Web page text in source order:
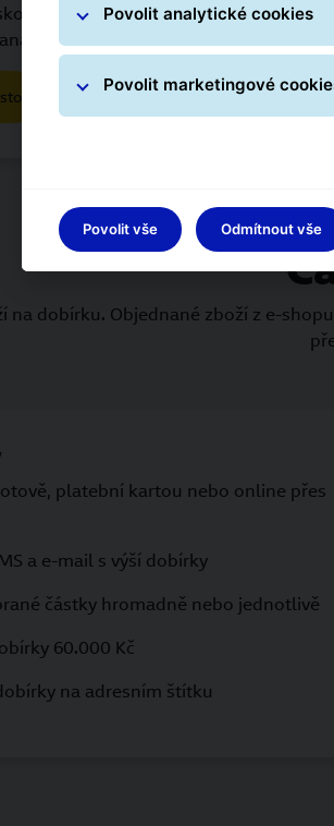
Řecko, Slovensko, Slovinsko,
a Baleárské ostrovy, Ceuta,
na dobírku. Objednané zboží z e-
platební kartou nebo online přes
a e-mail s výší dobírky
částky hromadně nebo jednotlivě
60.000 Kč
na adresním štítku
Povolit analytické cookies
Povolit marketingové
Povolit vše Odmítnout vše